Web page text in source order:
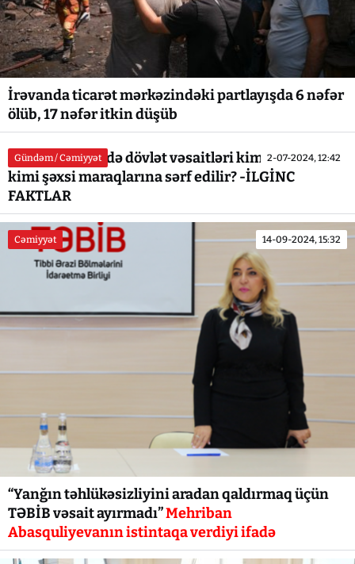
İrəvanda ticarət mərkəzindəki partlayışda 6 nəfər
ölüb, 17 nəfər itkin düşüb
Gündəm / Cəmiyyət 2-07-2024, 12:42
"AZƏRENERJİ"də dövlət vəsaitləri kimlərin nə
kimi şəxsi maraqlarına sərf edilir? -İLGİNC
FAKTLAR
Cəmiyyət 14-09-2024, 15:32
“Yanğın təhlükəsizliyini aradan qaldırmaq üçün
TƏBİB vəsait ayırmadı”Mehriban
Abasquliyevanın istintaqa verdiyi ifadə